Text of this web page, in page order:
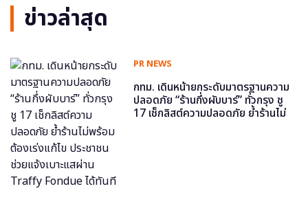
ข่าวล่าสุด
PR NEWS
กทม. เดินหน้ายกระดับมาตรฐานความ
ปลอดภัย “ร้านกึ่งผับบาร์” ทั่วกรุง ชู
17 เช็กลิสต์ความปลอดภัย ย้ำร้านไม่